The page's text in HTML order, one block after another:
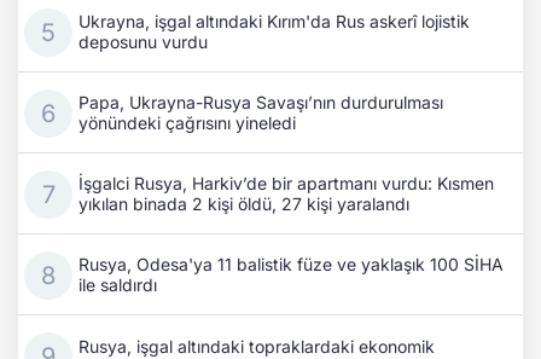
Ukrayna, işgal altındaki Kırım'da Rus askerî lojistik
deposunu vurdu
Papa, Ukrayna-Rusya Savaşı’nın durdurulması
yönündeki çağrısını yineledi
İşgalci Rusya, Harkiv’de bir apartmanı vurdu: Kısmen
yıkılan binada 2 kişi öldü, 27 kişi yaralandı
Rusya, Odesa'ya 11 balistik füze ve yaklaşık 100 SİHA
ile saldırdı
Rusya, işgal altındaki topraklardaki ekonomik